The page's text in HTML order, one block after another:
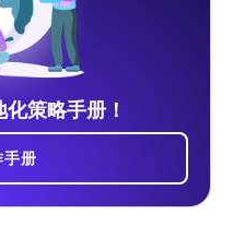
策略手册！
册